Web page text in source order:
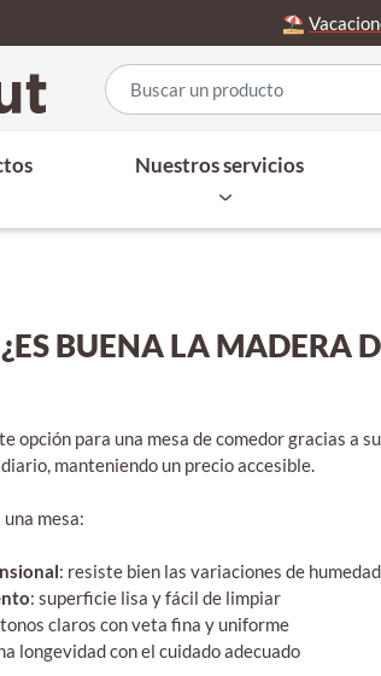
⛱️
Nuestros servicios
¿ES BUENA LA MADERA
opción para una mesa de comedor gracias a
manteniendo un precio accesible.
mesa:
: resiste bien las variaciones de humedad
: superficie lisa y fácil de limpiar
claros con veta fina y uniforme
longevidad con el cuidado adecuado